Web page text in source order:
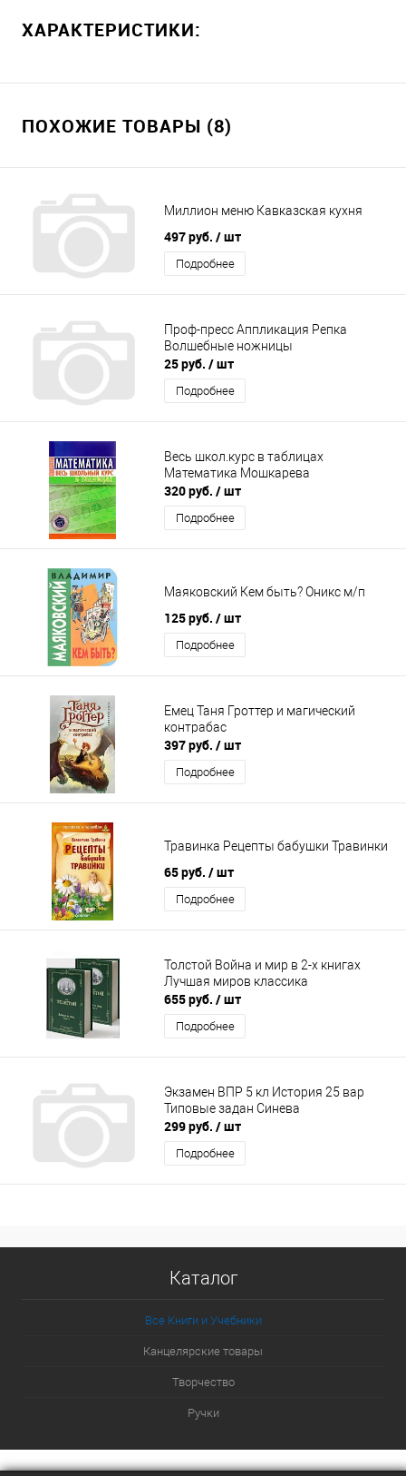
ХАРАКТЕРИСТИКИ:
ПОХОЖИЕ ТОВАРЫ (8)
Миллион меню Кавказская кухня
497 руб. / шт
Подробнее
Проф-пресс Аппликация Репка
Волшебные ножницы
25 руб. / шт
Подробнее
Весь школ.курс в таблицах
Математика Мошкарева
320 руб. / шт
Подробнее
Маяковский Кем быть? Оникс м/п
125 руб. / шт
Подробнее
Емец Таня Гроттер и магический
контрабас
397 руб. / шт
Подробнее
Травинка Рецепты бабушки Травинки
65 руб. / шт
Подробнее
Толстой Война и мир в 2-х книгах
Лучшая миров классика
655 руб. / шт
Подробнее
Экзамен ВПР 5 кл История 25 вар
Типовые задан Синева
299 руб. / шт
Подробнее
Каталог
Все Книги и Учебники
Канцелярские товары
Творчество
Ручки